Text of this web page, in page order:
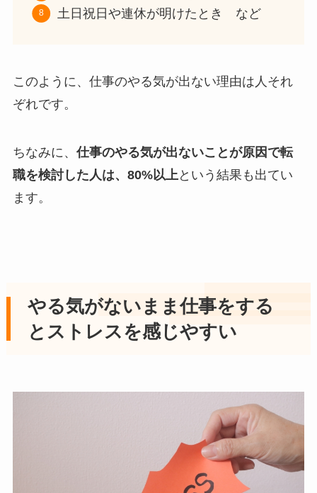
土日祝日や連休が明けたとき など
このように、仕事のやる気が出ない理由は人それ
ぞれです。
ちなみに、 仕事のやる気が出ないことが原因で転
職を検討した人は、80%以上 という結果も出てい
ます。
やる気がないまま仕事をする
とストレスを感じやすい